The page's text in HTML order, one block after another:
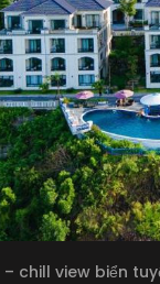
– chill view biển